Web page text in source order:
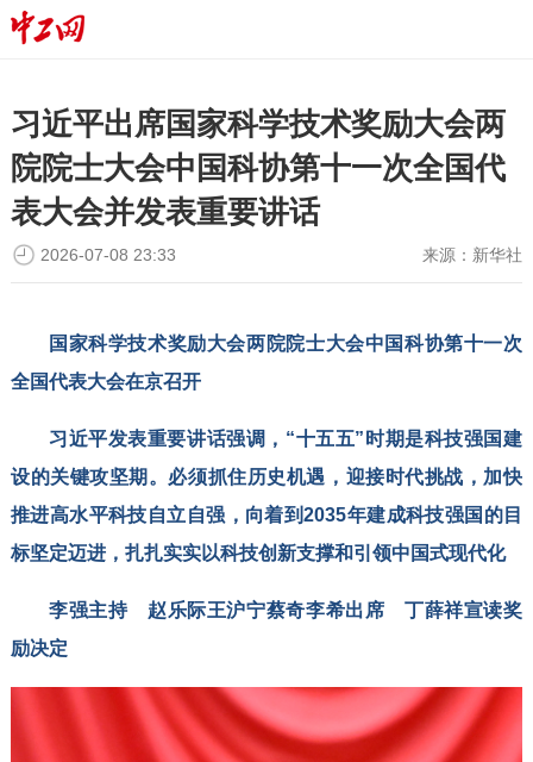
习近平出席国家科学技术奖励大会两
院院士大会中国科协第十一次全国代
表大会并发表重要讲话
来源： 新华社
2026-07-08 23:33
国家科学技术奖励大会两院院士大会中国科协第十一次
全国代表大会在京召开
习近平发表重要讲话强调，“十五五”时期是科技强国建
设的关键攻坚期。必须抓住历史机遇，迎接时代挑战，加快
推进高水平科技自立自强，向着到2035年建成科技强国的目
标坚定迈进，扎扎实实以科技创新支撑和引领中国式现代化
李强主持 赵乐际王沪宁蔡奇李希出席 丁薛祥宣读奖
励决定